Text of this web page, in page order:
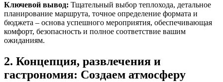
Ключевой вывод: Тщательный выбор теплохода, детальное
планирование маршрута, точное определение формата и
бюджета – основа успешного мероприятия, обеспечивающая
комфорт, безопасность и полное соответствие вашим
ожиданиям.
2. Концепция, развлечения и
гастрономия: Создаем атмосферу